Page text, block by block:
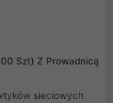
Szt) Z Prowadnicą
sieciowych